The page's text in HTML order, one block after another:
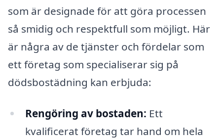
som är designade för att göra processen
så smidig och respektfull som möjligt. Här
är några av de tjänster och fördelar som
ett företag som specialiserar sig på
dödsbostädning kan erbjuda:
Rengöring av bostaden: Ett
kvalificerat företag tar hand om hela